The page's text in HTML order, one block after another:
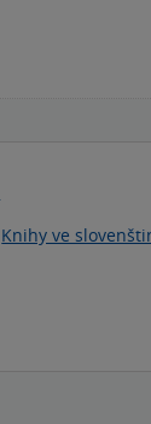
Knihy ve